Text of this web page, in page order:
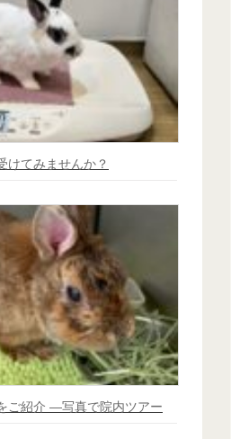
けてみませんか？
ご紹介 ―写真で院内ツアー